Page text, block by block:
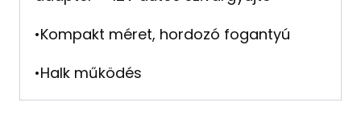
•Kompakt méret, hordozó fogantyú
•Halk működés